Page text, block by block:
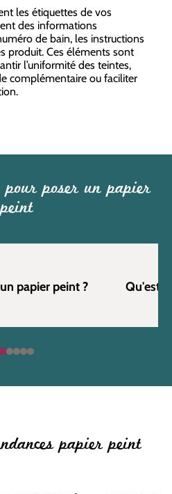
les étiquettes de vos
des informations
de bain, les instructions
produit. Ces éléments sont
l’uniformité des teintes,
complémentaire ou faciliter
pour poser un papier
peint
papier peint ? Qu'est
papier peint